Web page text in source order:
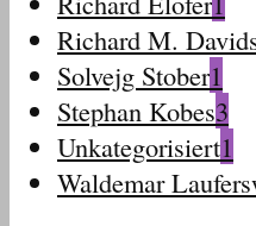
Richard M.
Solvejg Stober1
Stephan Kobes3
Unkategorisiert1
Waldemar